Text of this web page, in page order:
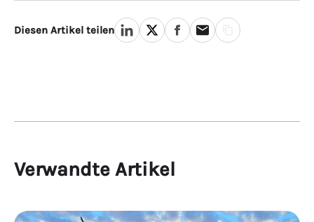
Diesen Artikel teilen
Verwandte Artikel